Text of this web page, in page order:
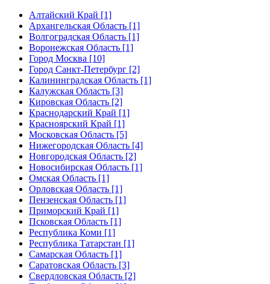
Алтайский Край [1]
Архангельская Область [1]
Волгоградская Область [1]
Воронежская Область [1]
Город Москва [10]
Город Санкт-Петербург [2]
Калининградская Область [1]
Калужская Область [3]
Кировская Область [2]
Краснодарский Край [1]
Красноярский Край [1]
Московская Область [5]
Нижегородская Область [4]
Новгородская Область [2]
Новосибирская Область [1]
Омская Область [1]
Орловская Область [1]
Пензенская Область [1]
Приморский Край [1]
Псковская Область [1]
Республика Коми [1]
Республика Татарстан [1]
Самарская Область [1]
Саратовская Область [3]
Свердловская Область [2]